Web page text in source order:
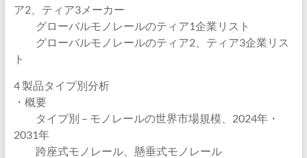
ア2、ティア3メーカー
グローバルモノレールのティア1企業リスト
グローバルモノレールのティア2、ティア3企業リス
ト
4 製品タイプ別分析
・概要
タイプ別 – モノレールの世界市場規模、2024年・
2031年
跨座式モノレール、懸垂式モノレール